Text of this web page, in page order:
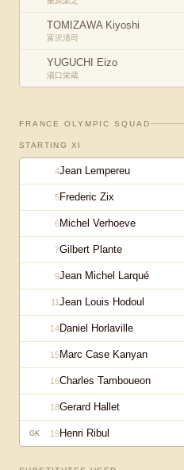
TOMIZAWA Kiyoshi
富沢清司
YUGUCHI Eizo
湯口栄蔵
FRANCE OLYMPIC SQUAD
STARTING XI
4Jean Lempereu
5Frederic Zix
6Michel Verhoeve
7Gilbert Plante
9Jean Michel Larqué
11Jean Louis Hodoul
14Daniel Horlaville
15Marc Case Kanyan
16Charles Tamboueon
18Gerard Hallet
GK 19Henri Ribul